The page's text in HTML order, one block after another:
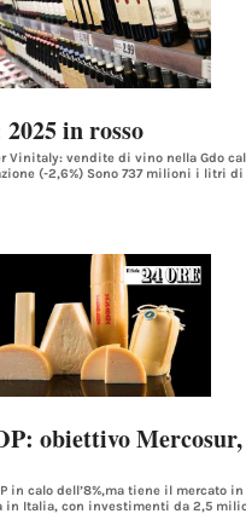
in rosso
vendite di vino nella Gdo
(-2,6%) Sono 737 milioni i litri
obiettivo
in calo dell’8%,ma tiene il mercato
in Italia, con investimenti da 2,5